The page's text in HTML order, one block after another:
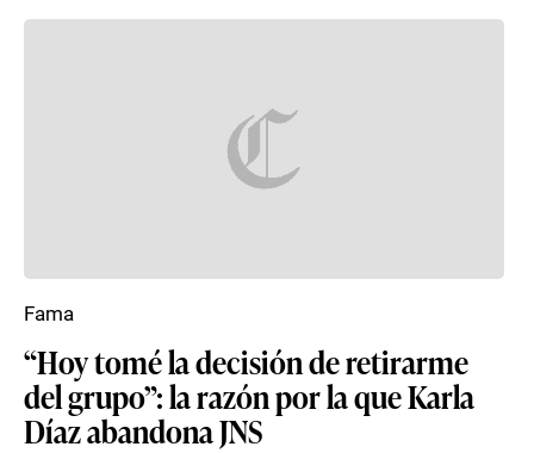
“Hoy tomé la decisión de retirarme
del grupo”: la razón por la que Karla
Díaz abandona JNS
Fama